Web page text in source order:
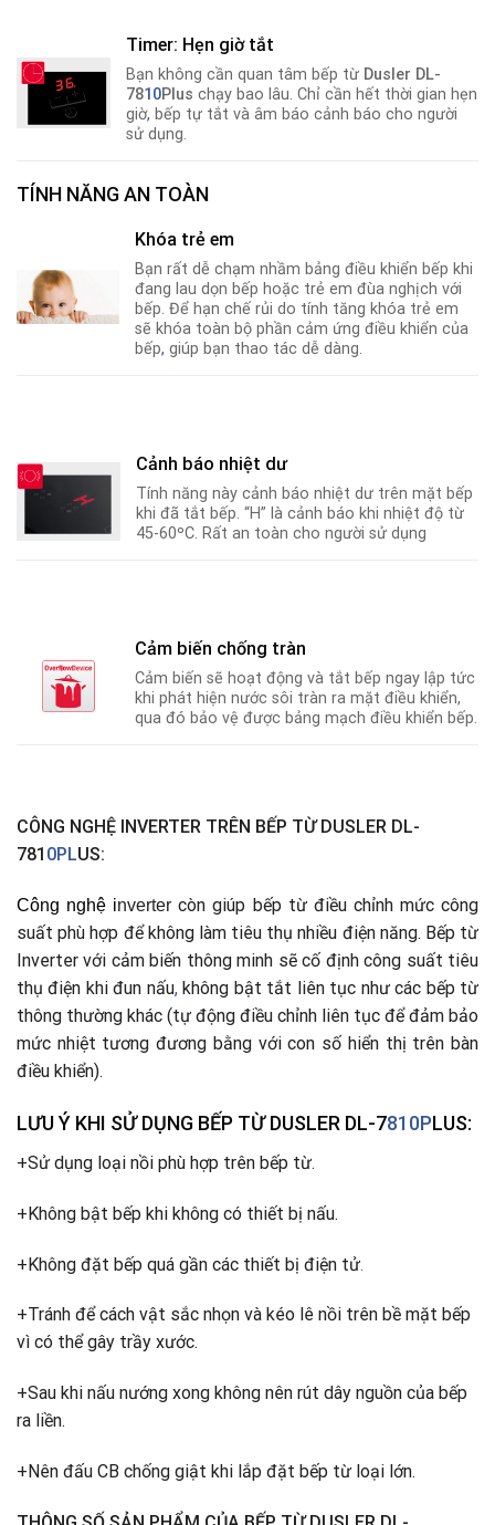
Timer: Hẹn giờ tắt
Bạn không cần quan tâm bếp từ Dusler DL-
7810Plus chạy bao lâu. Chỉ cần hết thời gian hẹn
giờ, bếp tự tắt và âm báo cảnh báo cho người
sử dụng.
TÍNH NĂNG AN TOÀN
Khóa trẻ em
Bạn rất dễ chạm nhầm bảng điều khiển bếp khi
đang lau dọn bếp hoặc trẻ em đùa nghịch với
bếp. Để hạn chế rủi do tính tăng khóa trẻ em
sẽ khóa toàn bộ phần cảm ứng điều khiển của
bếp, giúp bạn thao tác dễ dàng.
Cảnh báo nhiệt dư
Tính năng này cảnh báo nhiệt dư trên mặt bếp
khi đã tắt bếp. “H” là cảnh báo khi nhiệt độ từ
45-60ºC. Rất an toàn cho người sử dụng
Cảm biến chống tràn
Cảm biến sẽ hoạt động và tắt bếp ngay lập tức
khi phát hiện nước sôi tràn ra mặt điều khiển,
qua đó bảo vệ được bảng mạch điều khiển bếp.
CÔNG NGHỆ INVERTER TRÊN BẾP TỪ DUSLER DL-
781 0PLUS:
Công nghệ inverter còn giúp bếp từ điều chỉnh mức công
suất phù hợp để không làm tiêu thụ nhiều điện năng. Bếp từ
Inverter với cảm biến thông minh sẽ cố định công suất tiêu
thụ điện khi đun nấu,không bật tắt liên tục như các bếp từ
thông thường khác (tự động điều chỉnh liên tục để đảm bảo
mức nhiệt tương đương bằng với con số hiển thị trên bàn
điều khiển).
LƯU Ý KHI SỬ DỤNG BẾP TỪ DUSLER DL-7810PLUS:
+Sử dụng loại nồi phù hợp trên bếp từ.
+Không bật bếp khi không có thiết bị nấu.
+Không đặt bếp quá gần các thiết bị điện tử.
+Tránh để cách vật sắc nhọn và kéo lê nồi trên bề mặt bếp
vì có thể gây trầy xước.
+Sau khi nấu nướng xong không nên rút dây nguồn của bếp
ra liền.
+Nên đấu CB chống giật khi lắp đặt bếp từ loại lớn.